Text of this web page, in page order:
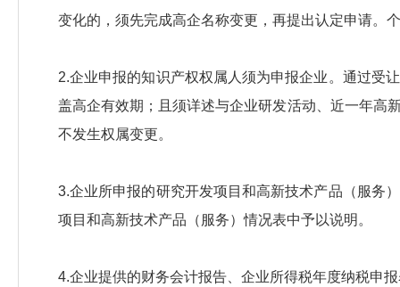
变化的，须先完成高企名称变更，再提出认定申请。
2.企业申报的知识产权权属人须为申报企业。通过受
盖高企有效期；且须详述与企业研发活动、近一年高
不发生权属变更。
3.企业所申报的研究开发项目和高新技术产品（服务
项目和高新技术产品（服务）情况表中予以说明。
4.企业提供的财务会计报告、企业所得税年度纳税申